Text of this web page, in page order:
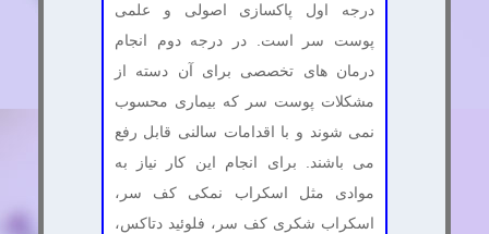
درجه اول پاکسازی اصولی و علمی
پوست سر است. در درجه دوم انجام
درمان های تخصصی برای آن دسته از
مشکلات پوست سر که بیماری محسوب
نمی شوند و با اقدامات سالنی قابل رفع
می باشند. برای انجام این کار نیاز به
موادی مثل اسکراب نمکی کف سر،
اسکراب شکری کف سر، فلوئید دتاکس،